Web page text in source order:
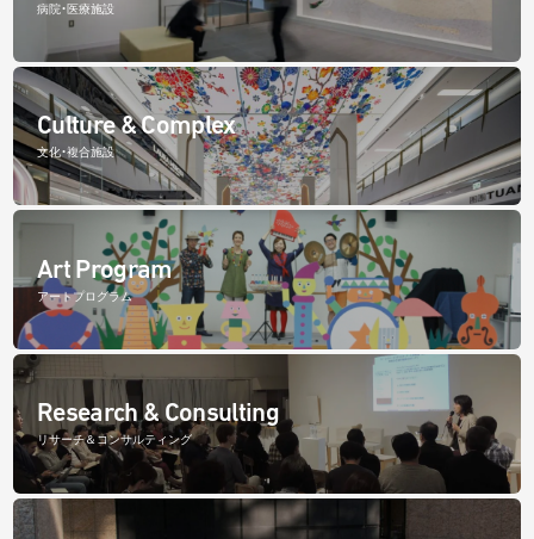
病院・医療施設
Culture & Complex
文化・複合施設
Art Program
アートプログラム
Research & Consulting
リサーチ＆コンサルティング